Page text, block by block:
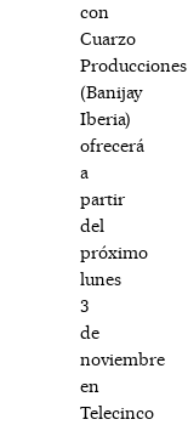
con
Cuarzo
Producciones
(Banijay
Iberia)
ofrecerá
a
partir
del
próximo
lunes
3
de
noviembre
en
Telecinco